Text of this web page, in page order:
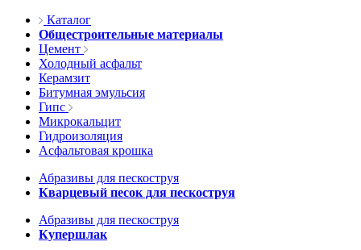
Каталог
Общестроительные материалы
Цемент
Холодный асфальт
Керамзит
Битумная эмульсия
Гипс
Микрокальцит
Гидроизоляция
Асфальтовая крошка
Абразивы для пескоструя
Кварцевый песок для пескоструя
Абразивы для пескоструя
Купершлак